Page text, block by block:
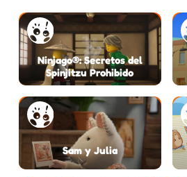
Ninjago®: Secretos del
Spinjitzu Prohibido
Sam y Julia